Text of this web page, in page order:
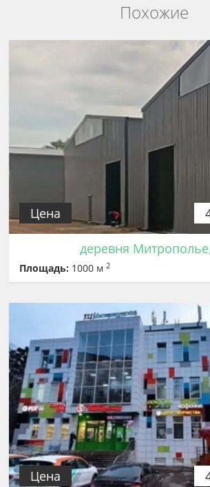
Похожие
Цена
деревня
Площадь: 1000 м2
Цена